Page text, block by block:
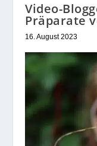
Video-
Präparate
16. August 2023